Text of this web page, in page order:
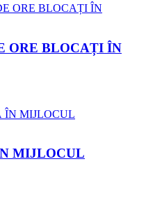
ORE BLOCAȚI ÎN
MIJLOCUL